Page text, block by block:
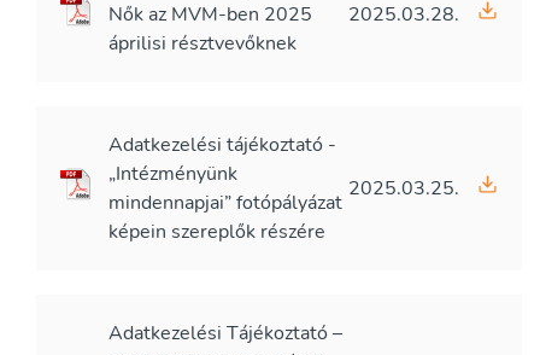
Nők az MVM-ben 2025
áprilisi résztvevőknek
2025.03.28.
Adatkezelési tájékoztató -
„Intézményünk
mindennapjai” fotópályázat
képein szereplők részére
2025.03.25.
Adatkezelési Tájékoztató –